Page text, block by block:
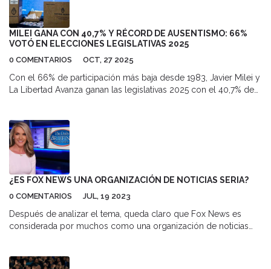
MILEI GANA CON 40,7% Y RÉCORD DE AUSENTISMO: 66%
VOTÓ EN ELECCIONES LEGISLATIVAS 2025
0 COMENTARIOS OCT, 27 2025
Con el 66% de participación más baja desde 1983, Javier Milei y
La Libertad Avanza ganan las legislativas 2025 con el 40,7% de
acelerar su agenda económica.
¿ES FOX NEWS UNA ORGANIZACIÓN DE NOTICIAS SERIA?
0 COMENTARIOS JUL, 19 2023
Después de analizar el tema, queda claro que Fox News es
considerada por muchos como una organización de noticias
News ofrece una variedad de programas de noticias y